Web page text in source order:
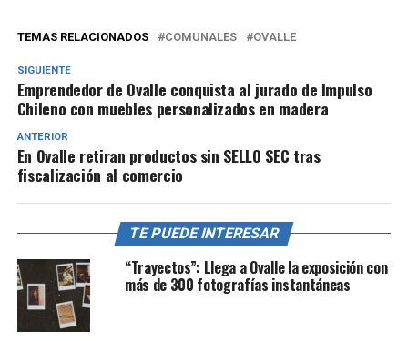
TEMAS RELACIONADOS COMUNALES OVALLE
SIGUIENTE
Emprendedor de Ovalle conquista al jurado de Impulso
Chileno con muebles personalizados en madera
ANTERIOR
En Ovalle retiran productos sin SELLO SEC tras
fiscalización al comercio
TE PUEDE INTERESAR
“Trayectos”: Llega a Ovalle la exposición con
más de 300 fotografías instantáneas